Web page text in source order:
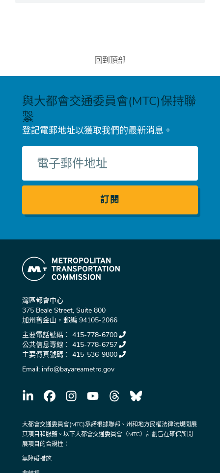
回到頂部
與大都會交通委員會(MTC)保持聯
繫
登記電郵地址以獲取我們的最新消息。
郵
件
灣區都會中心
375 Beale Street, Suite 800
加州舊金山，郵編 94105-2066
主要電話號碼： 415-778-6700
公共信息專線： 415-778-6757
主要傳真號碼： 415-536-9800
Email: info@bayareametro.gov
大都會交通委員會(MTC)承諾根據聯邦、州和地方民權法律法規開展
其項目和服務。以下大都會交通委員會（MTC）計劃旨在確保所開
展項目的合規性：
無障礙措施